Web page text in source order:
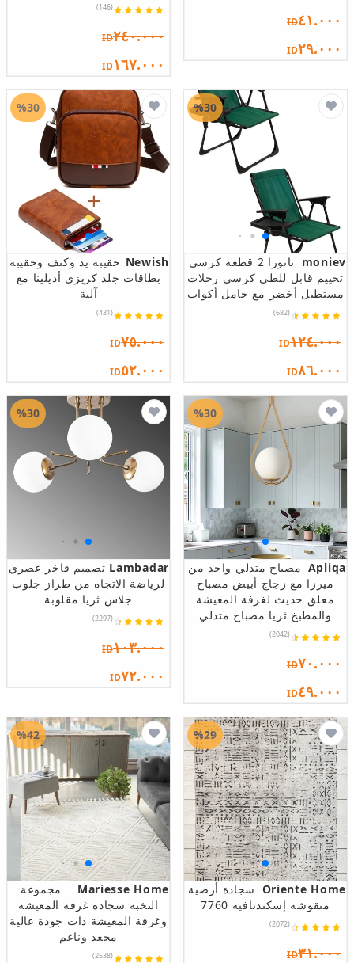
ID٤١.٠٠٠
ID٢٩.٠٠٠
(146)
ID٢٤٠.٠٠٠
ID١٦٧.٠٠٠
moniev
ناتورا 2 قطعة كرسي
تخييم قابل للطي كرسي رحلات
مستطيل أخضر مع حامل أكواب
(682)
ID١٢٤.٠٠٠
ID٨٦.٠٠٠
%30
Newish حقيبة يد وكتف وحقيبة
بطاقات جلد كريزي أديلينا مع
آلية
(431)
ID٧٥.٠٠٠
ID٥٢.٠٠٠
%30
Apliqa مصباح متدلي واحد من
ميرزا مع زجاج أبيض مصباح
معلق حديث لغرفة المعيشة
والمطبخ ثريا مصباح متدلي
(2042)
ID٧٠.٠٠٠
ID٤٩.٠٠٠
%30
Lambadar تصميم فاخر عصري
لرياضة الاتجاه من طراز جلوب
جلاس ثريا مقلوبة
(2297)
ID١٠٣.٠٠٠
ID٧٢.٠٠٠
%30
Oriente Home سجادة أرضية
منقوشة إسكندنافية 7760
(2072)
ID٣١.٠٠٠
%29
Mariesse Home
مجموعة
النخبة سجادة غرفة المعيشة
وغرفة المعيشة ذات جودة عالية
مجعد وناعم
(2538)
%42